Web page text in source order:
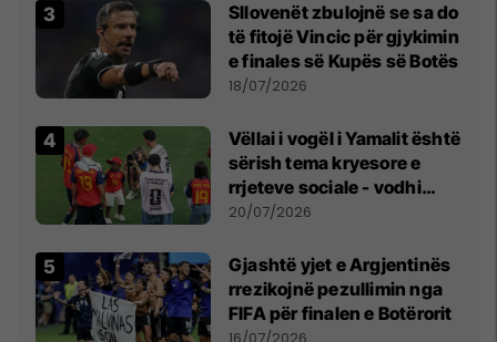
Sllovenët zbulojnë se sa do
të fitojë Vincic për gjykimin
e finales së Kupës së Botës
18/07/2026
Vëllai i vogël i Yamalit është
sërish tema kryesore e
rrjeteve sociale - vodhi
vëmendjen pas finales së
20/07/2026
Gjashtë yjet e Argjentinës
rrezikojnë pezullimin nga
FIFA për finalen e Botërorit